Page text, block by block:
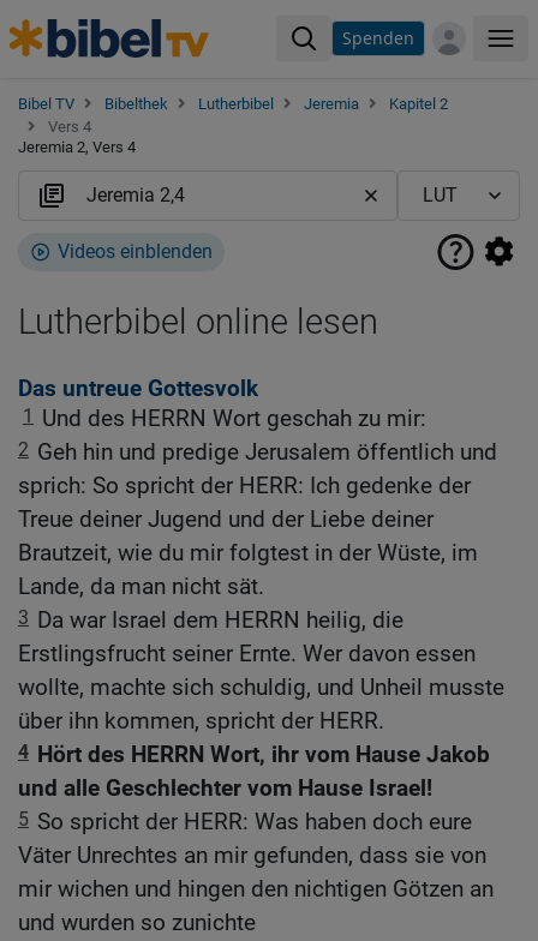
Spenden
Bibel TV Bibelthek Lutherbibel Jeremia
Kapitel 2
Vers 4
Jeremia 2, Vers 4
Videos einblenden
Lutherbibel online lesen
Das untreue Gottesvolk
1 Und des HERRN Wort geschah zu mir:
2 Geh hin und predige Jerusalem öffentlich und
sprich: So spricht der HERR: Ich gedenke der
Treue deiner Jugend und der Liebe deiner
Brautzeit, wie du mir folgtest in der Wüste, im
Lande, da man nicht sät.
3 Da war Israel dem HERRN heilig, die
Erstlingsfrucht seiner Ernte. Wer davon essen
wollte, machte sich schuldig, und Unheil musste
über ihn kommen, spricht der HERR.
4 Hört des HERRN Wort, ihr vom Hause Jakob
und alle Geschlechter vom Hause Israel!
5 So spricht der HERR: Was haben doch eure
Väter Unrechtes an mir gefunden, dass sie von
mir wichen und hingen den nichtigen Götzen an
und wurden so zunichte